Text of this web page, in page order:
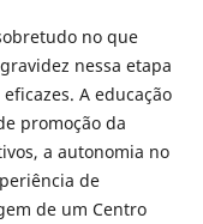
no que
nessa etapa
A educação
promoção da
a autonomia no
de
de um Centro